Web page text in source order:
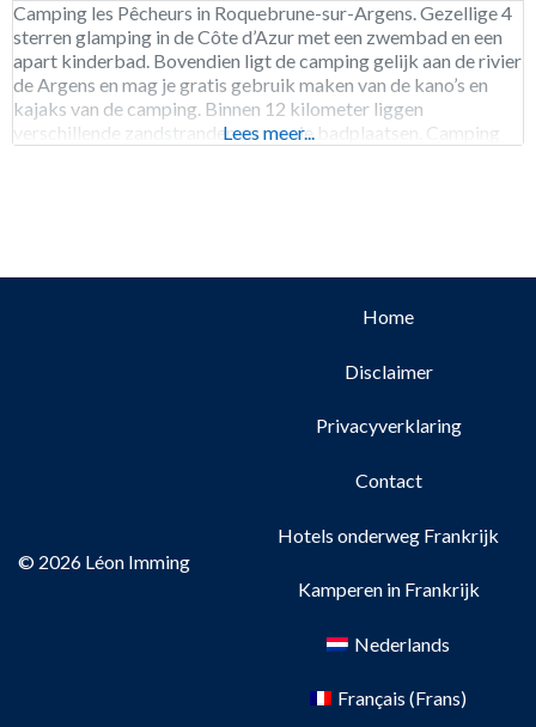
Camping les Pêcheurs in Roquebrune-sur-Argens. Gezellige 4
sterren glamping in de Côte d’Azur met een zwembad en een
apart kinderbad. Bovendien ligt de camping gelijk aan de rivier
de Argens en mag je gratis gebruik maken van de kano’s en
kajaks van de camping. Binnen 12 kilometer liggen
verschillende zandstranden en mooie badplaatsen. Camping
Lees meer...
© 2026 Léon Imming
Home
Disclaimer
Privacyverklaring
Contact
Hotels onderweg Frankrijk
Kamperen in Frankrijk
Nederlands
Français (Frans)